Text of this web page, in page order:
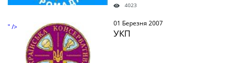
4023
" /> 01 Березня 2007
УКП